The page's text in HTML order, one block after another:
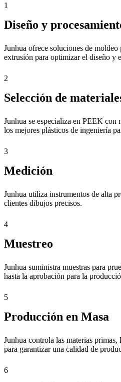
1
Diseño y
Junhua ofrece soluciones de
extrusión para optimizar el diseño y
2
Selección de
Junhua se especializa en PEEK con
los mejores plásticos de ingeniería
3
Medición
Junhua utiliza instrumentos de alta
clientes dibujos precisos.
4
Muestreo
Junhua suministra muestras para
hasta la aprobación para la
5
Producción en Masa
Junhua controla las materias
para garantizar una calidad de
6